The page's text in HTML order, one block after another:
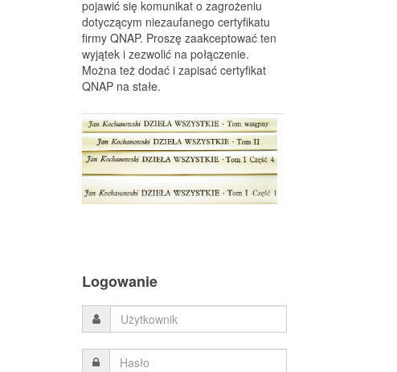
pojawić się komunikat o zagrożeniu
dotyczącym niezaufanego certyfikatu
firmy QNAP. Proszę zaakceptować ten
wyjątek i zezwolić na połączenie.
Można też dodać i zapisać certyfikat
QNAP na stałe.
Logowanie